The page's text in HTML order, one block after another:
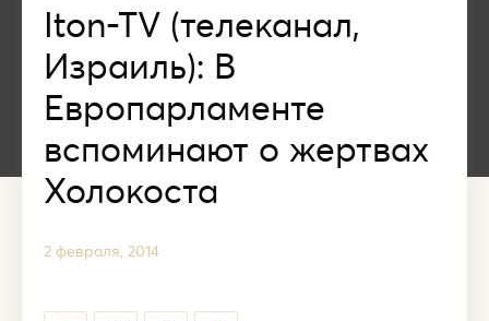
Iton-TV (телеканал,
Израиль): В
Европарламенте
вспоминают о жертвах
Холокоста
2 февраля, 2014